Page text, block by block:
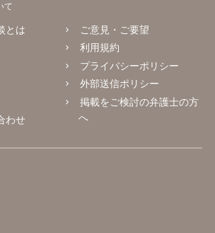
て
とは
わせ
ご意見・ご要望
利用規約
プライバシーポリシー
外部送信ポリシー
掲載をご検討の弁護士の方
へ